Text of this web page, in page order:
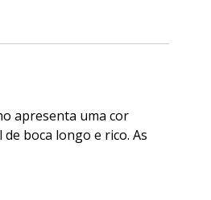
apresenta uma cor
boca longo e rico. As